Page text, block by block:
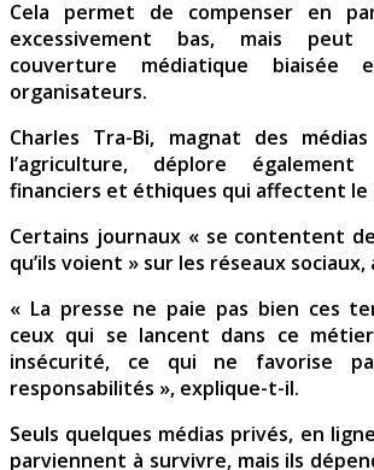
Cela permet de compenser en
excessivement bas, mais
couverture médiatique biaisée
organisateurs.
Charles Tra-Bi, magnat des
l’agriculture, déplore
financiers et éthiques qui affectent le
Certains journaux « se contentent
qu’ils voient » sur les réseaux
« La presse ne paie pas bien ces
ceux qui se lancent dans ce
insécurité, ce qui ne favorise
responsabilités », explique-t-il.
Seuls quelques médias privés, en
parviennent à survivre, mais ils